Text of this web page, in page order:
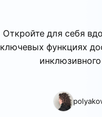
Откройте для себя
ключевых функциях